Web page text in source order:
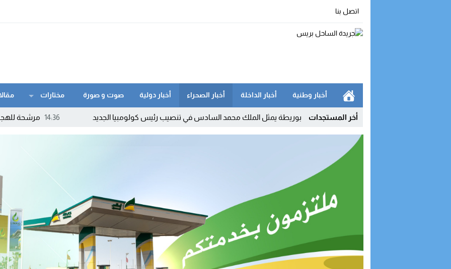
اتصل بنا
أخبار وطنية أخبار الداخلة أخبار الصحراء أخبار دولية صوت و صورة مختارات
أخر المستجدات 14:36 مرشحة للهجرة السرية 11:04 بوريطة يمثل الملك محمد السادس في تنصيب رئيس كولومبيا الجديد